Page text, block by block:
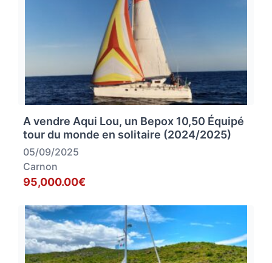
A vendre Aqui Lou, un Bepox 10,50 Équipé
tour du monde en solitaire (2024/2025)
05/09/2025
Carnon
95,000.00€